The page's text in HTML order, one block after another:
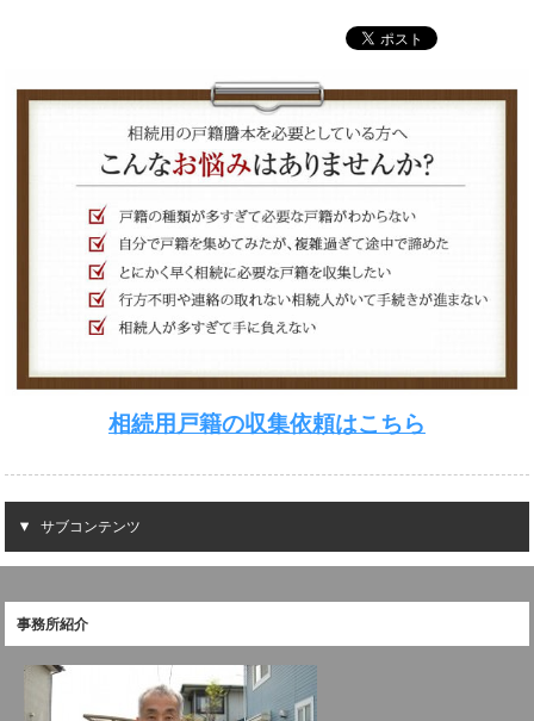
相続用戸籍の収集依頼はこちら
サブコンテンツ
事務所紹介